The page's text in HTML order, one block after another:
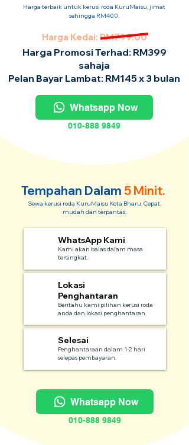
Harga terbaik untuk kerusi roda KuruMaisu, jimat
sehingga RM400.
Harga Kedai: RM799.00
Harga Promosi Terhad: RM399
sahaja
Pelan Bayar Lambat: RM145 x 3 bulan
Whatsapp Now
010-888 9849
Tempahan Dalam 5 Minit.
Sewa kerusi roda KuruMaisu Kota Bharu. Cepat,
mudah dan terpantas.
WhatsApp Kami
Kami akan balas dalam masa
tersingkat.
Lokasi
Penghantaran
Beritahu kami pilihan kerusi roda
anda dan lokasi penghantaran.
Selesai
Penghantaraan dalam 1-2 hari
selepas pembayaran.
Whatsapp Now
010-888 9849